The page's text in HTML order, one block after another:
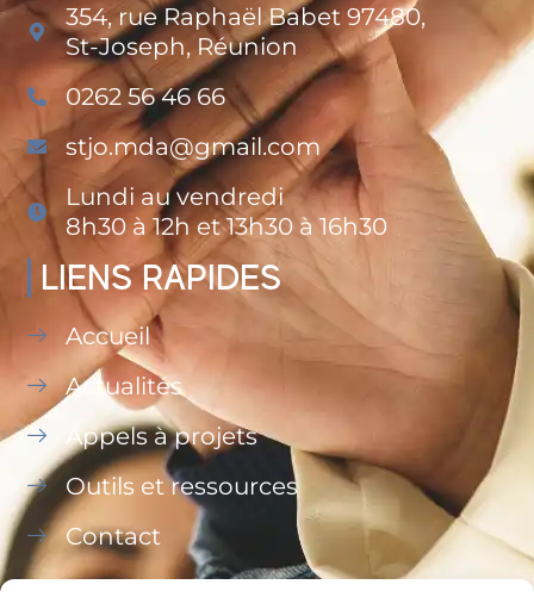
354, rue Raphaël Babet 97480,
St-Joseph, Réunion
0262 56 46 66
stjo.mda@gmail.com
Lundi au vendredi
8h30 à 12h et 13h30 à 16h30
LIENS RAPIDES
Accueil
Actualités
Appels à projets
Outils et ressources
Contact